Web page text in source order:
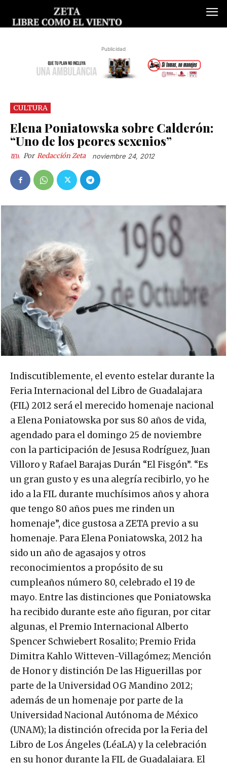
Publicidad
CULTURA
Elena Poniatowska sobre Calderón:
“Uno de los peores sexenios”
Por Redacción Zeta noviembre 24, 2012
Indiscutiblemente, el evento estelar durante la
Feria Internacional del Libro de Guadalajara
(FIL) 2012 será el merecido homenaje nacional
a Elena Poniatowska por sus 80 años de vida,
agendado para el domingo 25 de noviembre
con la participación de Jesusa Rodríguez, Juan
Villoro y Rafael Barajas Durán “El Fisgón”. “Es
un gran gusto y es una alegría recibirlo, yo he
ido a la FIL durante muchísimos años y ahora
que tengo 80 años pues me rinden un
homenaje”, dice gustosa a ZETA previo a su
homenaje. Para Elena Poniatowska, 2012 ha
sido un año de agasajos y otros
reconocimientos a propósito de su
cumpleaños número 80, celebrado el 19 de
mayo. Entre las distinciones que Poniatowska
ha recibido durante este año figuran, por citar
algunas, el Premio Internacional Alberto
Spencer Schwiebert Rosalito; Premio Frida
Dimitra Kahlo Witteven-Villagómez; Mención
de Honor y distinción De las Higuerillas por
parte de la Universidad OG Mandino 2012;
además de un homenaje por parte de la
Universidad Nacional Autónoma de México
(UNAM); la distinción ofrecida por la Feria del
Libro de Los Ángeles (LéaLA) y la celebración
en su honor durante la FIL de Guadalajara. El